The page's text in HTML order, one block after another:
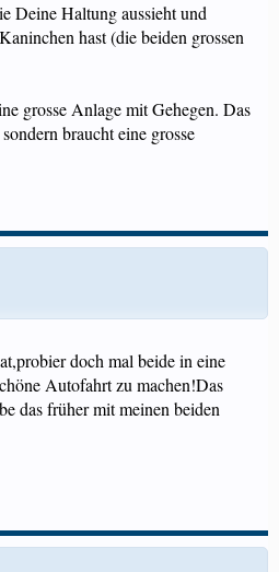
Deine Haltung aussieht und
hast (die beiden grossen
grosse Anlage mit Gehegen. Das
braucht eine grosse
doch mal beide in eine
Autofahrt zu machen!Das
das früher mit meinen beiden